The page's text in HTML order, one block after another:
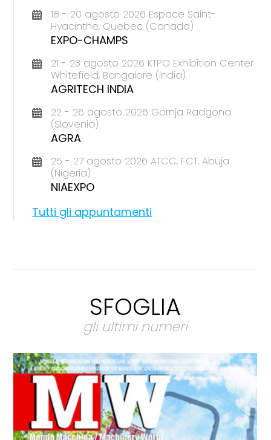
18 - 20 agosto 2026 Espace Saint-
Hyacinthe, Quebec (Canada)
EXPO-CHAMPS
21 - 23 agosto 2026 KTPO Exhibition Center
Whitefield, Bangalore (India)
AGRITECH INDIA
22 - 26 agosto 2026 Gornja Radgona
(Slovenia)
AGRA
25 - 27 agosto 2026 ATCC, FCT, Abuja
(Nigeria)
NIAEXPO
Tutti gli appuntamenti
SFOGLIA
gli ultimi numeri